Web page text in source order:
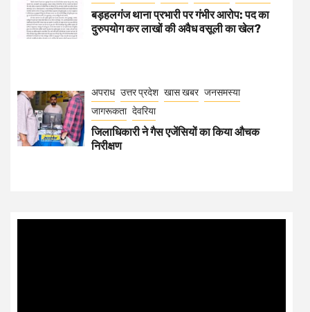
बड़हलगंज थाना प्रभारी पर गंभीर आरोप: पद का
दुरुपयोग कर लाखों की अवैध वसूली का खेल?
अपराध उत्तर प्रदेश खास खबर जनसमस्या
जागरूकता देवरिया
जिलाधिकारी ने गैस एजेंसियों का किया औचक
निरीक्षण